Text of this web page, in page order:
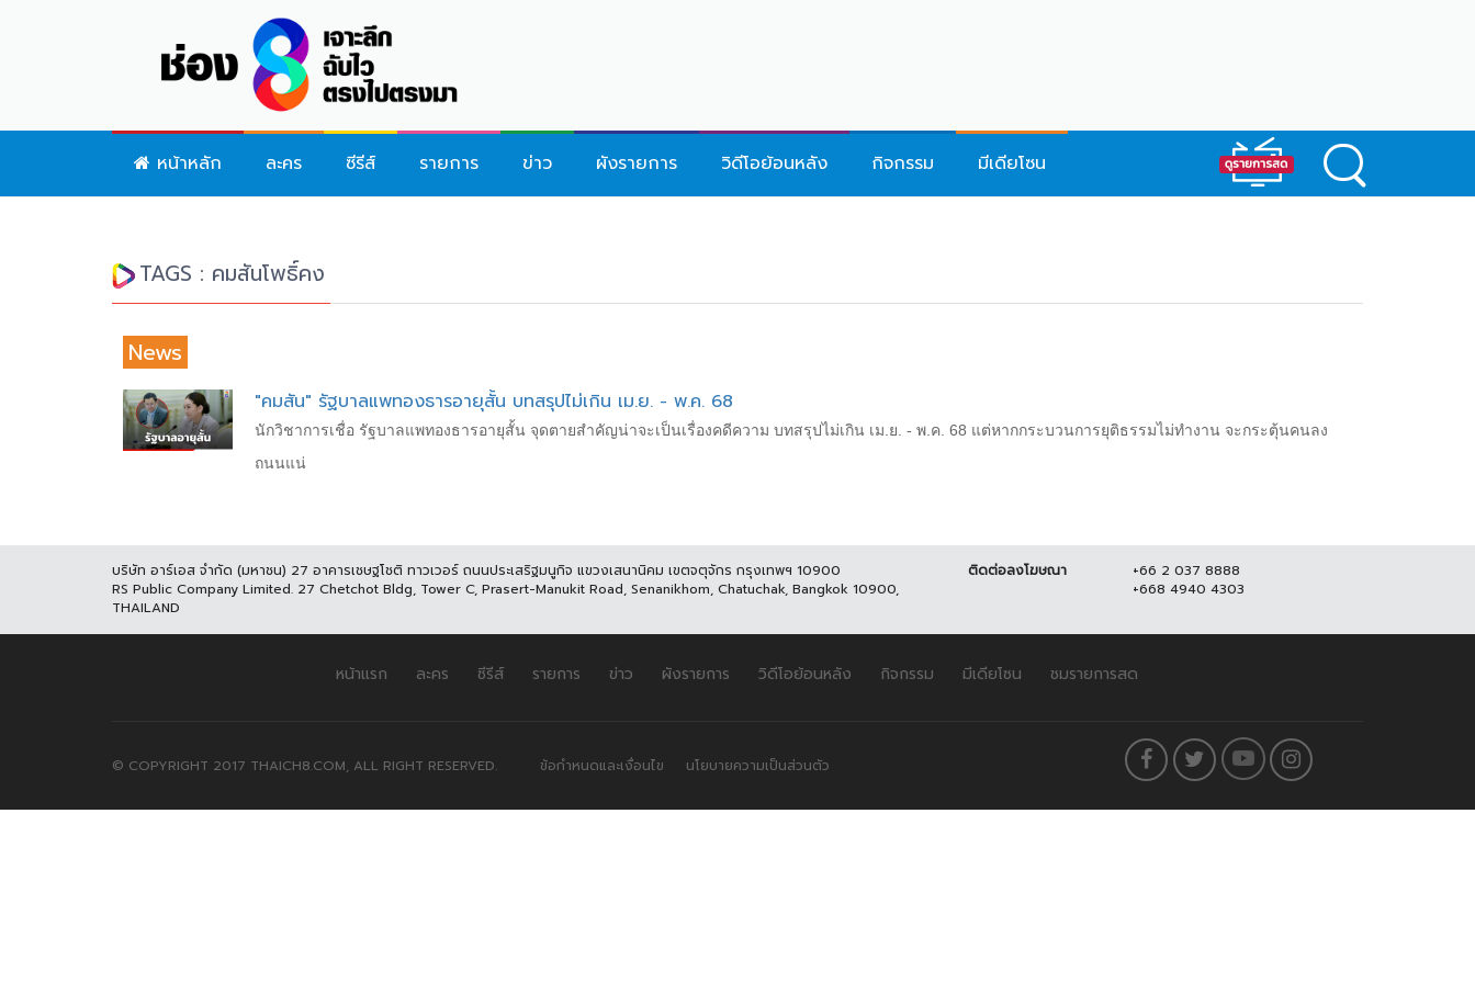
หน้าหลัก ละคร ซีรีส์ รายการ ข่าว ผังรายการ วิดีโอย้อนหลัง กิจกรรม มีเดียโซน
TAGS : คมสันโพธิ์คง
News
"คมสัน" รัฐบาล​แพทองธาร​อายุสั้น บทสรุปไม่เกิน​ เม.ย. - พ.ค.​ 68
นักวิชาการเชื่อ​ รัฐบาล​แพทองธาร​อายุสั้น จุดตายสำคัญน่าจะเป็นเรื่องคดีความ​ บทสรุปไม่เกิน​ เม.ย. - พ.ค.​ 68 แต่หากกระบวนการยุติธรรมไม่ทำงาน​ จะกระตุ้นคนลง
ถนนแน่
บริษัท อาร์เอส จำกัด (มหาชน) 27 อาคารเชษฐโชติ ทาวเวอร์ ถนนประเสริฐมนูกิจ แขวงเสนานิคม เขตจตุจักร กรุงเทพฯ 10900
RS Public Company Limited. 27 Chetchot Bldg, Tower C, Prasert-Manukit Road, Senanikhom, Chatuchak, Bangkok 10900,
THAILAND
ติดต่อลงโฆษณา
+66 2 037 8888
+668 4940 4303
หน้าแรก ละคร ซีรีส์ รายการ ข่าว ผังรายการ วิดีโอย้อนหลัง กิจกรรม มีเดียโซน ชมรายการสด
© COPYRIGHT 2017 THAICH8.COM, ALL RIGHT RESERVED. ข้อกำหนดและเงื่อนไข นโยบายความเป็นส่วนตัว